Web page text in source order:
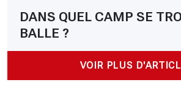
DANS QUEL CAMP SE
BALLE ?
VOIR PLUS